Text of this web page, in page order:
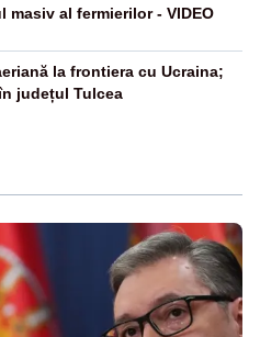
al fermierilor - VIDEO
la frontiera cu Ucraina;
județul Tulcea